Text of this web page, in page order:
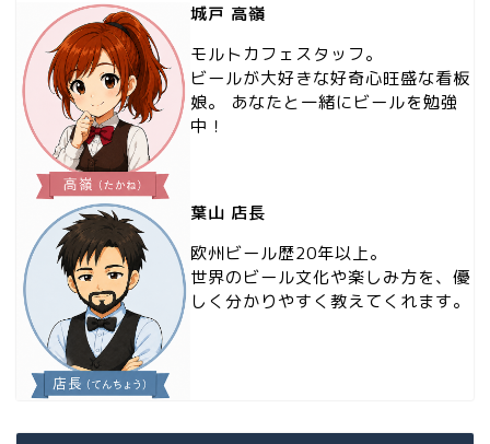
城戸 高嶺
モルトカフェスタッフ。
ビールが大好きな好奇心旺盛な看板
娘。 あなたと一緒にビールを勉強
中！
葉山 店長
欧州ビール歴20年以上。
世界のビール文化や楽しみ方を、優
しく分かりやすく教えてくれます。